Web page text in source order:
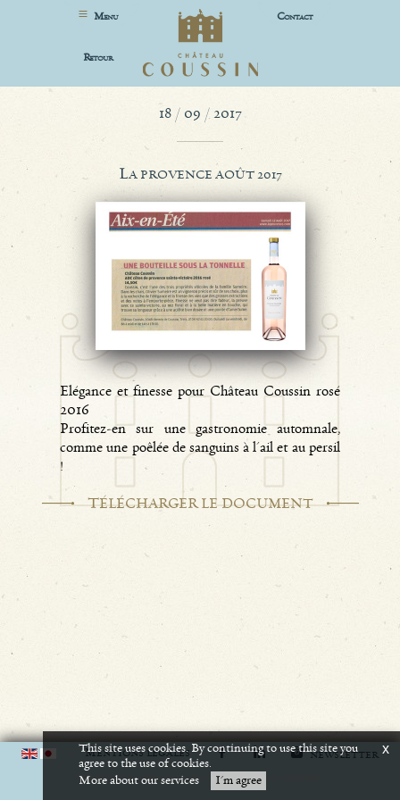
MENU CONTACT
RETOUR
18 / 09 / 2017
LA PROVENCE AOÛT 2017
Elégance et finesse pour Château Coussin rosé
2016
Profitez-en sur une gastronomie automnale,
comme une poêlée de sanguins à l'ail et au persil
!
TÉLÉCHARGER LE DOCUMENT
MENTIONS LÉGALES NEWSLETTER
L'abus d'alcool est dangereux pour la santé. A consommer avec modération.
This site uses cookies. By continuing to use this site you
agree to the use of cookies.
More about our services
I'm agree
x